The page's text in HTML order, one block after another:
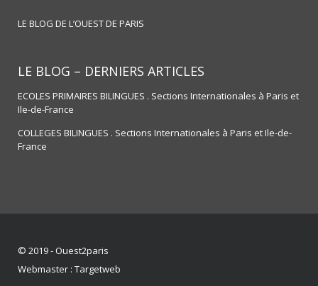
LE BLOG DE L’OUEST DE PARIS
LE BLOG – DERNIERS ARTICLES
ECOLES PRIMAIRES BILINGUES . Sections Internationales à Paris et
Ile-de-France
COLLEGES BILINGUES . Sections Internationales à Paris et Ile-de-
France
© 2019 - Ouest2paris
Webmaster : Targetweb